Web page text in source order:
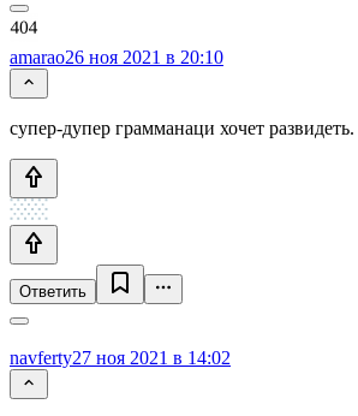
amarao26 ноя 2021 в 20:10
супер-дупер грамманаци хочет развидеть.
Ответить
navferty27 ноя 2021 в 14:02